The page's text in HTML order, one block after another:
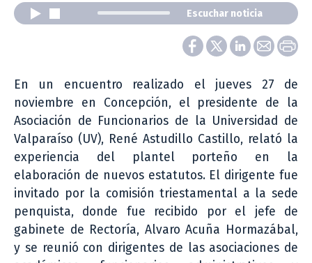
Escuchar noticia
En un encuentro realizado el jueves 27 de
noviembre en Concepción, el presidente de la
Asociación de Funcionarios de la Universidad de
Valparaíso (UV), René Astudillo Castillo, relató la
experiencia del plantel porteño en la
elaboración de nuevos estatutos. El dirigente fue
invitado por la comisión triestamental a la sede
penquista, donde fue recibido por el jefe de
gabinete de Rectoría, Alvaro Acuña Hormazábal,
y se reunió con dirigentes de las asociaciones de